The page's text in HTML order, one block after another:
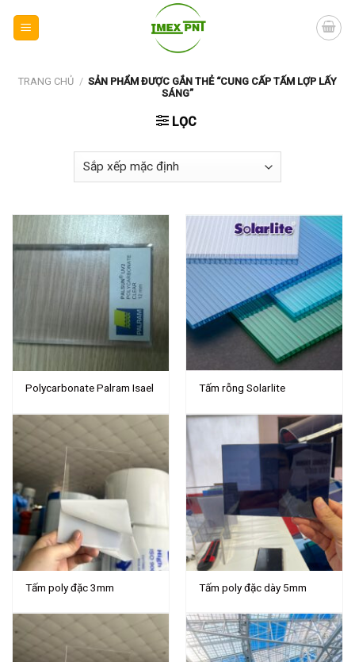
TRANG CHỦ / SẢN PHẨM ĐƯỢC GẮN THẺ “CUNG CẤP TẤM LỢP LẤY
SÁNG”
LỌC
Polycarbonate Palram Isael Tấm rỗng Solarlite
Tấm poly đặc 3mm Tấm poly đặc dày 5mm